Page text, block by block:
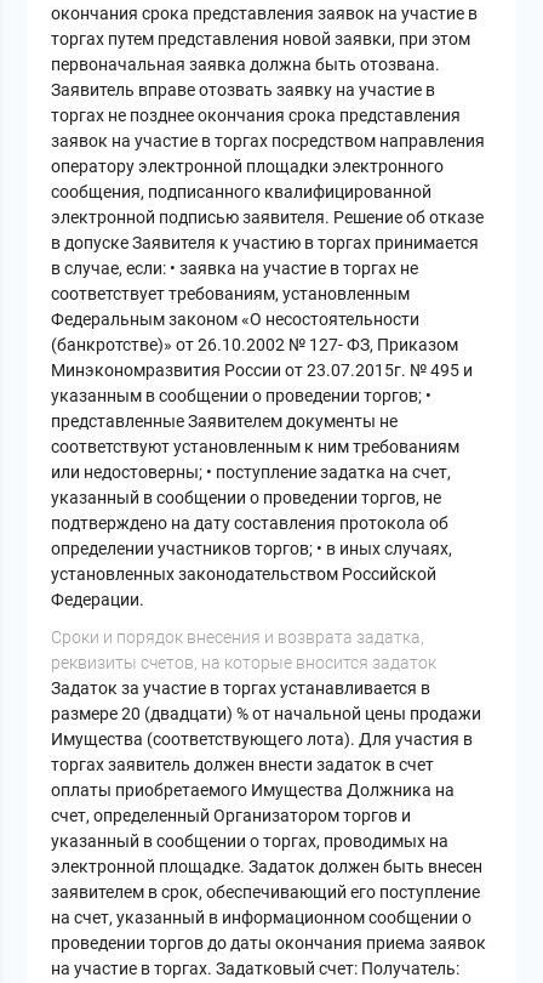
окончания срока представления заявок на участие в
торгах путем представления новой заявки, при этом
первоначальная заявка должна быть отозвана.
Заявитель вправе отозвать заявку на участие в
торгах не позднее окончания срока представления
заявок на участие в торгах посредством направления
оператору электронной площадки электронного
сообщения, подписанного квалифицированной
электронной подписью заявителя. Решение об отказе
в допуске Заявителя к участию в торгах принимается
в случае, если: • заявка на участие в торгах не
соответствует требованиям, установленным
Федеральным законом «О несостоятельности
(банкротстве)» от 26.10.2002 № 127- ФЗ, Приказом
Минэкономразвития России от 23.07.2015г. № 495 и
указанным в сообщении о проведении торгов; •
представленные Заявителем документы не
соответствуют установленным к ним требованиям
или недостоверны; • поступление задатка на счет,
указанный в сообщении о проведении торгов, не
подтверждено на дату составления протокола об
определении участников торгов; • в иных случаях,
установленных законодательством Российской
Федерации.
Cроки и порядок внесения и возврата задатка,
реквизиты счетов, на которые вносится задаток
Задаток за участие в торгах устанавливается в
размере 20 (двадцати) % от начальной цены продажи
Имущества (соответствующего лота). Для участия в
торгах заявитель должен внести задаток в счет
оплаты приобретаемого Имущества Должника на
счет, определенный Организатором торгов и
указанный в сообщении о торгах, проводимых на
электронной площадке. Задаток должен быть внесен
заявителем в срок, обеспечивающий его поступление
на счет, указанный в информационном сообщении о
проведении торгов до даты окончания приема заявок
на участие в торгах. Задатковый счет: Получатель: